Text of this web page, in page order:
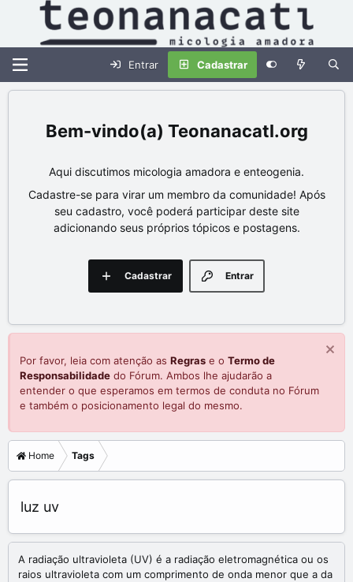
Entrar Cadastrar
Teonanacatl.org
Aqui discutimos micologia amadora e enteogenia.
Cadastre-se para virar um membro da comunidade! Após
seu cadastro, você poderá participar deste site
adicionando seus próprios tópicos e postagens.
Entrar
Cadastrar
Por favor, leia com atenção as Regras e o Termo de
Responsabilidade do Fórum. Ambos lhe ajudarão a
entender o que esperamos em termos de conduta no Fórum
e também o posicionamento legal do mesmo.
Home Tags
luz uv
A radiação ultravioleta (UV) é a radiação eletromagnética ou os
raios ultravioleta com um comprimento de onda menor que a da